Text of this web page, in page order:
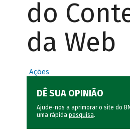
do
da Web
Ações
DÊ SUA OPINIÃO
Ajude-nos a aprimorar o site do
uma rápida pesquisa.